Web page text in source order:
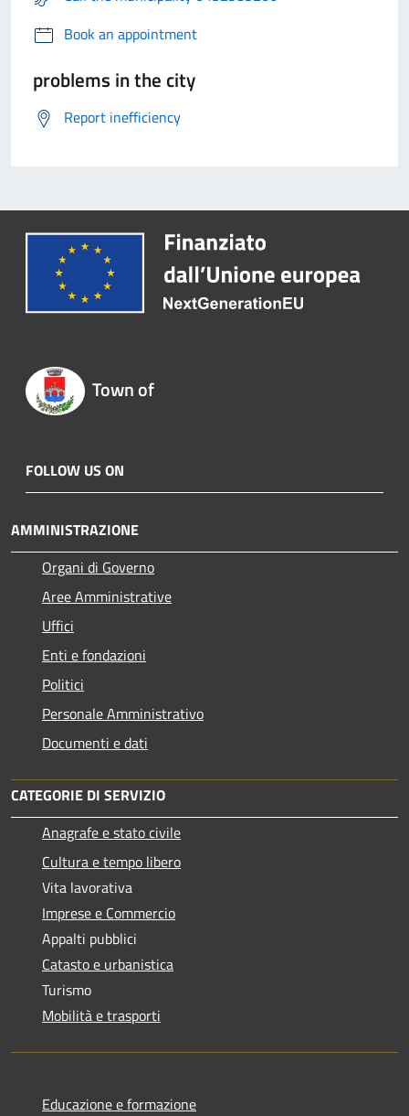
Book an appointment
problems in the city
Report inefficiency
Town of
FOLLOW US ON
AMMINISTRAZIONE
Organi di Governo
Aree Amministrative
Uffici
Enti e fondazioni
Politici
Personale Amministrativo
Documenti e dati
CATEGORIE DI SERVIZIO
Anagrafe e stato civile
Cultura e tempo libero
Vita lavorativa
Imprese e Commercio
Appalti pubblici
Catasto e urbanistica
Turismo
Mobilità e trasporti
Educazione e formazione